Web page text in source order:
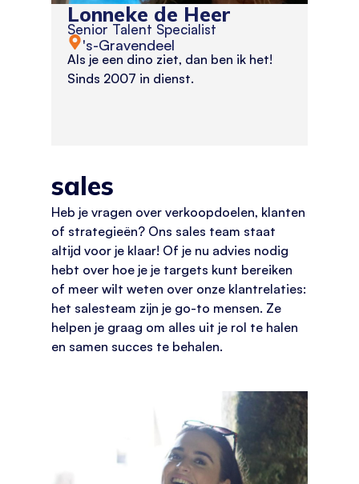
Lonneke de Heer
Senior Talent Specialist
's-Gravendeel
Als je een dino ziet, dan ben ik het!
Sinds 2007 in dienst.
sales
Heb je vragen over verkoopdoelen, klanten
of strategieën? Ons sales team staat
altijd voor je klaar! Of je nu advies nodig
hebt over hoe je je targets kunt bereiken
of meer wilt weten over onze klantrelaties:
het salesteam zijn je go-to mensen. Ze
helpen je graag om alles uit je rol te halen
en samen succes te behalen.